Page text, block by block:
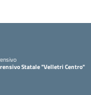
Statale "Velletri Centro"